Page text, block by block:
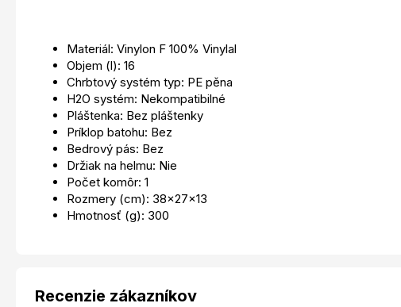
Materiál: Vinylon F 100% Vinylal
Objem (l): 16
Chrbtový systém typ: PE pěna
H2O systém: Nekompatibilné
Pláštenka: Bez pláštenky
Príklop batohu: Bez
Bedrový pás: Bez
Držiak na helmu: Nie
Počet komôr: 1
Rozmery (cm): 38x27x13
Hmotnosť (g): 300
Recenzie zákazníkov